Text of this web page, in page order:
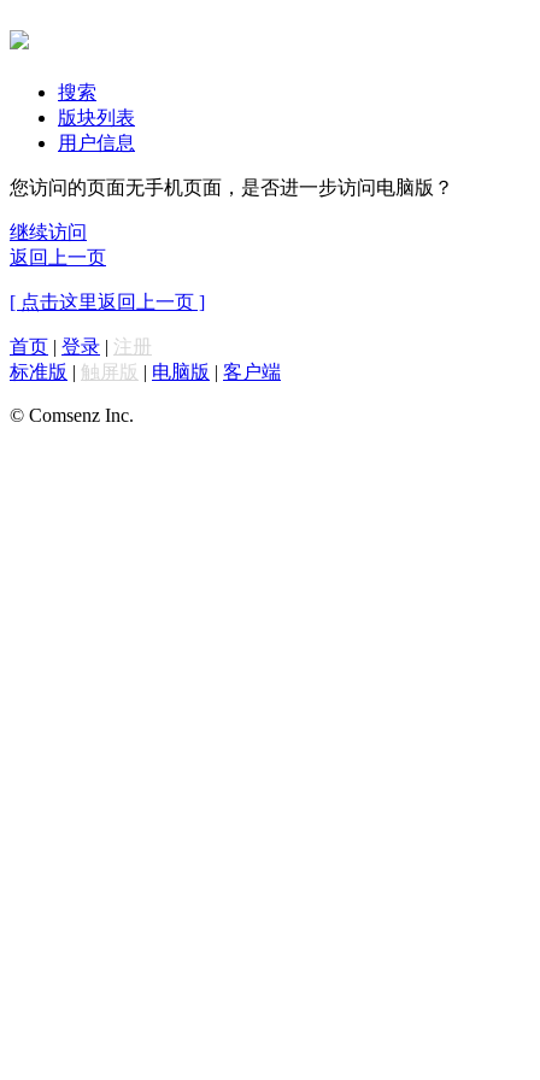
搜索
版块列表
用户信息
您访问的页面无手机页面，是否进一步访问电脑版？
继续访问
返回上一页
[ 点击这里返回上一页 ]
首页 | 登录 | 注册
标准版 | 触屏版 | 电脑版 | 客户端
© Comsenz Inc.